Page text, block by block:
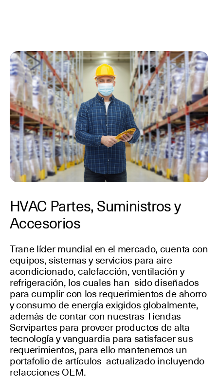
HVAC Partes, Suministros y
Accesorios
Trane líder mundial en el mercado, cuenta con
equipos, sistemas y servicios para aire
acondicionado, calefacción, ventilación y
refrigeración, los cuales han sido diseñados
para cumplir con los requerimientos de ahorro
y consumo de energía exigidos globalmente,
además de contar con nuestras Tiendas
Servipartes para proveer productos de alta
tecnología y vanguardia para satisfacer sus
requerimientos, para ello mantenemos un
portafolio de artículos actualizado incluyendo
refacciones OEM.